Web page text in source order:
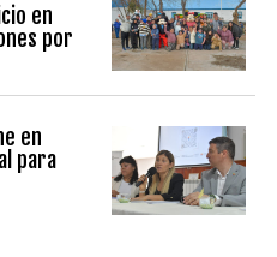
en
por
en
para